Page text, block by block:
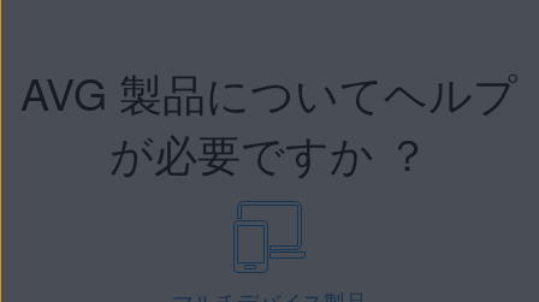
AVG 製品についてヘルプ
が必要ですか ？